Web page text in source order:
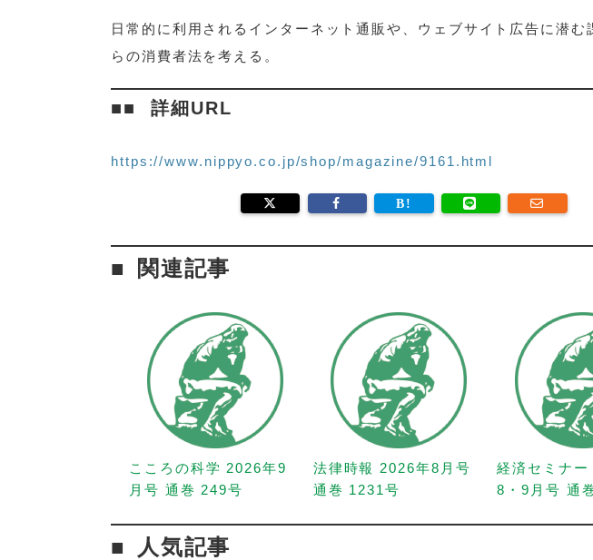
日常的に利用されるインターネット通販や、ウェブサイト広告に潜
らの消費者法を考える。
詳細URL
https://www.nippyo.co.jp/shop/magazine/9161.html
関連記事
こころの科学 2026年9
月号 通巻 249号
法律時報 2026年8月号
通巻 1231号
経済セミナ
8・9月号 通
人気記事